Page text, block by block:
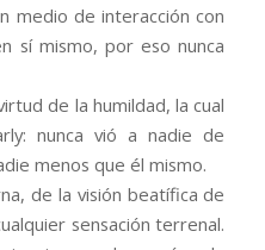
medio de interacción con
sí mismo, por eso nunca
de la humildad, la cual
nunca vió a nadie de
menos que él mismo.
de la visión beatífica de
sensación terrenal.